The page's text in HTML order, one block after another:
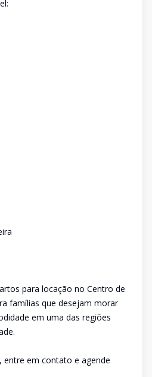
para locação no Centro de
famílias que desejam morar
em uma das regiões
entre em contato e agende